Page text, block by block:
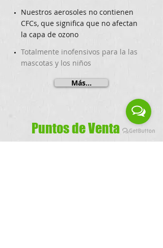
​Nuestros aerosoles no contienen
CFCs, que significa que no afectan
la capa de ozono
​Totalmente inofensivos para la las
mascotas y los niños
Más...
Puntos de Venta